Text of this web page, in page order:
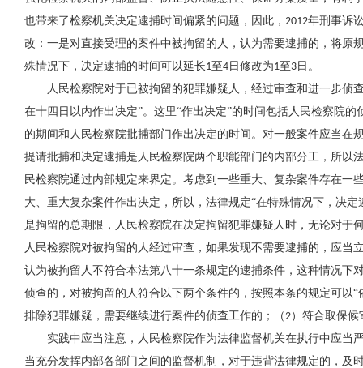
也带来了检察机关决定逮捕时间偏紧的问题，因此， 2012年刑事诉
改：一是对直接受理的案件中被拘留的人，认为需要逮捕的，将原
殊情况下，决定逮捕的时间可以延长1至4 日修改为1至 3 日。
人民检察院对于已被拘留的犯罪嫌疑人，经过审查和进一步侦
在十四日以内作出决定”。这里“作出决定”的时间包括人民检察院
的期间和人民检察院批捕部门作出决定的时间。对一般案件应当在
提请批捕和决定逮捕是人民检察院两个职能部门的内部分工，所以
民检察院通过内部规定来界定。考虑到一些重大、复杂案件存在一
大、重大复杂案件作出决定，所以，法律规定“在特殊情况下，决
是拘留的总期限，人民检察院在决定拘留犯罪嫌疑人时，无论对于
人民检察院对被拘留的人经过审查，如果发现不需要逮捕的，应当
认为被拘留人不符合本法第八十一条规定的逮捕条件，这种情况下
侦查的，对被拘留的人符合以下两个条件的，按照本条的规定可以
排除犯罪嫌疑，需要继续进行案件的侦查工作的；（2）符合取保
实践中应当注意，人民检察院作为法律监督机关在执行中应当
当充分发挥内部各部门之间的监督机制，对于违背法律规定的，及